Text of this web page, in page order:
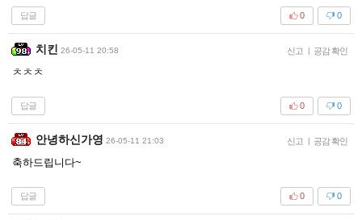
답글 0
0
치킨 26-05-11 20:58 신고 | 공감 확인
ㅊㅊㅊ
답글 0
0
안녕하신가영 26-05-11 21:03 신고 | 공감 확인
축하드립니다~
답글 0
0